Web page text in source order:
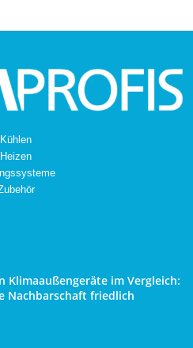
Kühlen
Heizen
Klimaaußengeräte im Vergleich:
Nachbarschaft friedlich